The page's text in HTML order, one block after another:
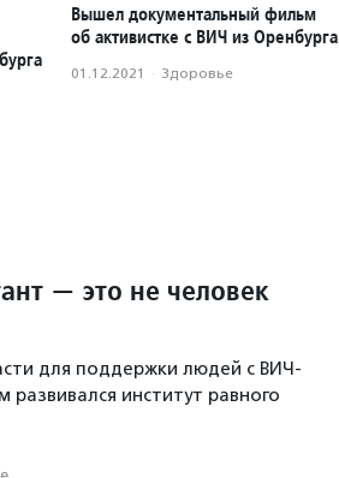
Вышел документальный фильм
об активистке с ВИЧ из Оренбурга
01.12.2021 · Здоровье
— это не человек
для поддержки людей с ВИЧ-
институт равного